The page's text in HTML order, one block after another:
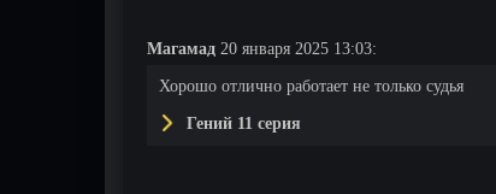
Магамад 20 января 2025 13:03:
Хорошо отлично работает не только судья
Гений 11 серия